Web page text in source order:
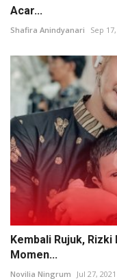
Acar...
Shafira Anindyanari Sep
Kembali Rujuk,
Momen...
Novilia Ningrum Jul 27, 2021